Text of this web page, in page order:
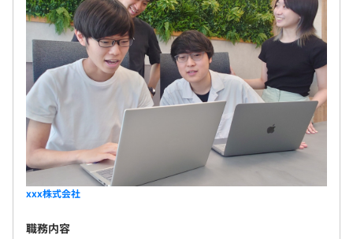
気軽に話し合える雰囲気があり、社内ではディスカッショ
ンが活発に行われています。
毎週月曜日には開発チームMTGを実施し、リアルコミュ
ニケーションでタスク確認や課題の共有などを行っていま
日々の業務においてもビジネスサイド・エンジニアサイド
双方から質問や提案・顧客要望などがあればすぐコミュニ
ケーションをとって解決を目指しています。
開発サイドだからこそできるビジネス上の提案を、エンジ
ニアもサービサーという意識を持ち、一人一人が積極的に
xxx株式会社
職務内容